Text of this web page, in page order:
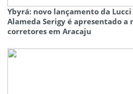
Ybyrá: novo lançamento da
Alameda Serigy é apresentado a
corretores em Aracaju